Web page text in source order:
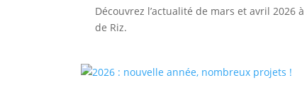
Découvrez l’actualité de mars et avril 2026
de Riz.